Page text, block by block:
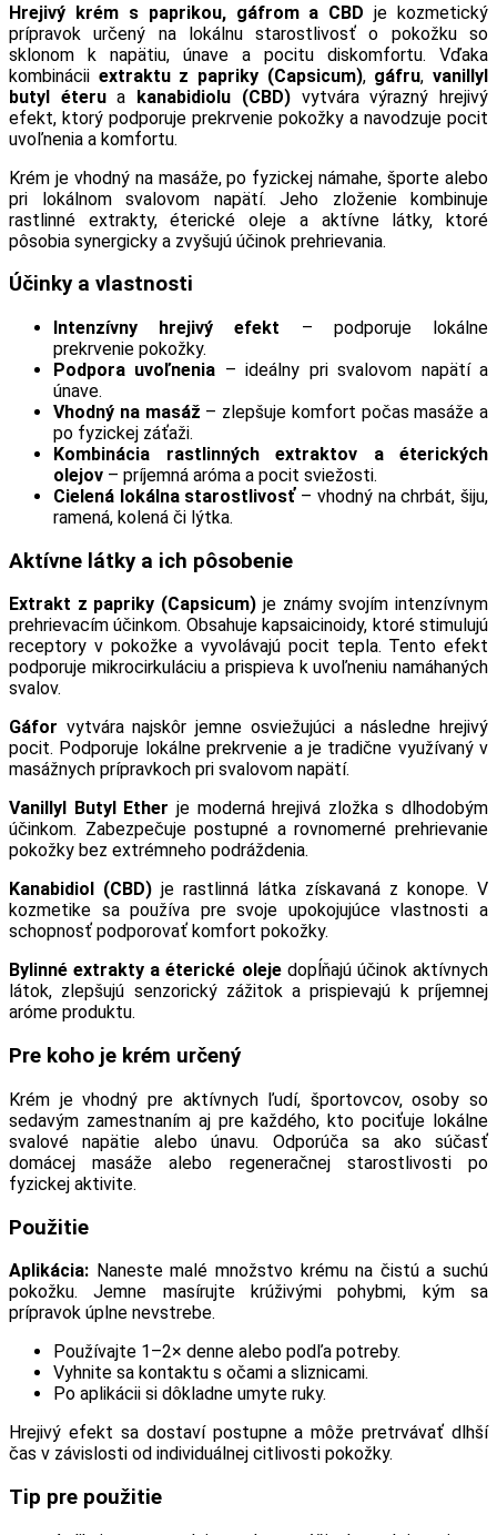
Hrejivý krém s paprikou, gáfrom a CBD je kozmetický
prípravok určený na lokálnu starostlivosť o pokožku so
sklonom k napätiu, únave a pocitu diskomfortu. Vďaka
kombinácii extraktu z papriky (Capsicum), gáfru,vanillyl
butyl éterua kanabidiolu (CBD)vytvára výrazný hrejivý
efekt, ktorý podporuje prekrvenie pokožky a navodzuje pocit
uvoľnenia a komfortu.
Krém je vhodný na masáže, po fyzickej námahe, športe alebo
pri lokálnom svalovom napätí. Jeho zloženie kombinuje
rastlinné extrakty, éterické oleje a aktívne látky, ktoré
pôsobia synergicky a zvyšujú účinok prehrievania.
Účinky a vlastnosti
Intenzívny hrejivý efekt – podporuje lokálne
prekrvenie pokožky.
Podpora uvoľnenia – ideálny pri svalovom napätí a
únave.
Vhodný na masáž – zlepšuje komfort počas masáže a
po fyzickej záťaži.
Kombinácia rastlinných extraktov a éterických
olejov – príjemná aróma a pocit sviežosti.
Cielená lokálna starostlivosť– vhodný na chrbát, šiju,
ramená, kolená či lýtka.
Aktívne látky a ich pôsobenie
Extrakt z papriky (Capsicum) je známy svojím intenzívnym
prehrievacím účinkom. Obsahuje kapsaicinoidy, ktoré stimulujú
receptory v pokožke a vyvolávajú pocit tepla. Tento efekt
podporuje mikrocirkuláciu a prispieva k uvoľneniu namáhaných
svalov.
Gáfor vytvára najskôr jemne osviežujúci a následne hrejivý
pocit. Podporuje lokálne prekrvenie a je tradične využívaný v
masážnych prípravkoch pri svalovom napätí.
Vanillyl Butyl Ether je moderná hrejivá zložka s dlhodobým
účinkom. Zabezpečuje postupné a rovnomerné prehrievanie
pokožky bez extrémneho podráždenia.
Kanabidiol (CBD) je rastlinná látka získavaná z konope. V
kozmetike sa používa pre svoje upokojujúce vlastnosti a
schopnosť podporovať komfort pokožky.
Bylinné extrakty a éterické olejedopĺňajú účinok aktívnych
látok, zlepšujú senzorický zážitok a prispievajú k príjemnej
aróme produktu.
Pre koho je krém určený
Krém je vhodný pre aktívnych ľudí, športovcov, osoby so
sedavým zamestnaním aj pre každého, kto pociťuje lokálne
svalové napätie alebo únavu. Odporúča sa ako súčasť
domácej masáže alebo regeneračnej starostlivosti po
fyzickej aktivite.
Použitie
Aplikácia: Naneste malé množstvo krému na čistú a suchú
pokožku. Jemne masírujte krúživými pohybmi, kým sa
prípravok úplne nevstrebe.
Používajte 1–2× denne alebo podľa potreby.
Vyhnite sa kontaktu s očami a sliznicami.
Po aplikácii si dôkladne umyte ruky.
Hrejivý efekt sa dostaví postupne a môže pretrvávať dlhší
čas v závislosti od individuálnej citlivosti pokožky.
Tip pre použitie